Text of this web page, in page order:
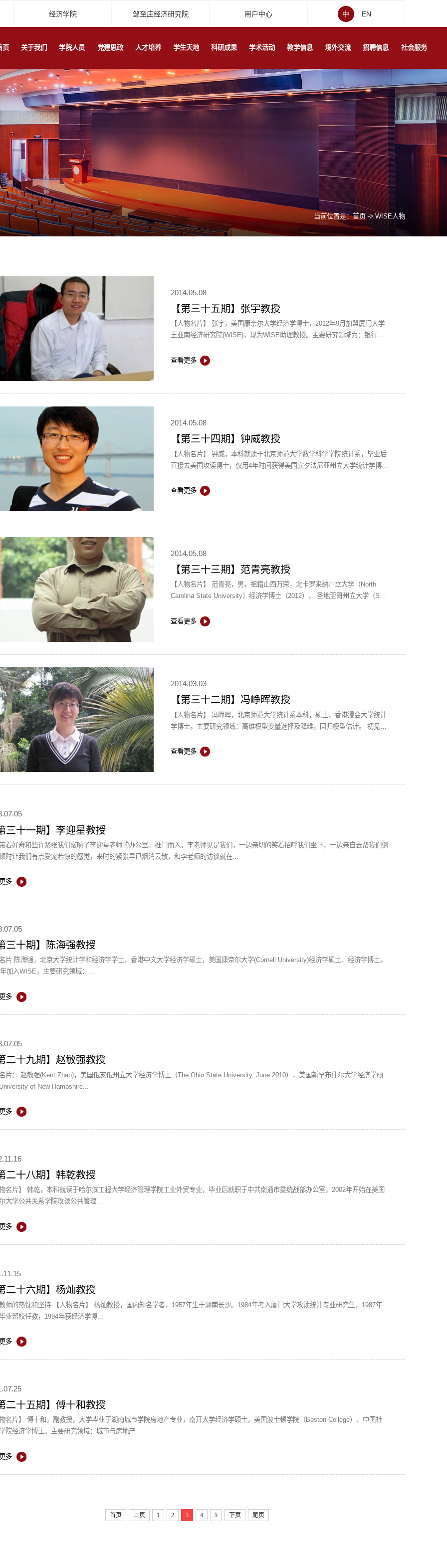
经济学院 邹至庄经济研究院 用户中心 中 EN
页 关于我们 学院人员 党建思政 人才培养 学生天地 科研成果 学术活动 教学信息 境外交流 招聘信息 社会服务
当前位置是：首页 -> WISE人物
2014.05.08
【第三十五期】张宇教授
【人物名片】 张宇，美国康奈尔大学经济学博士，2012年9月加盟厦门大学
王亚南经济研究院(WISE)，现为WISE助理教授。主要研究领域为：银行、
查看更多
2014.05.08
【第三十四期】钟威教授
【人物名片】 钟威，本科就读于北京师范大学数学科学学院统计系，毕业后
直接去美国攻读博士，仅用4年时间获得美国宾夕法尼亚州立大学统计学博士
组...
查看更多
2014.05.08
【第三十三期】范青亮教授
【人物名片】 范青亮，男，祖籍山西万荣，北卡罗来纳州立大学（North
Carolina State University）经济学博士（2012）， 圣地亚哥州立大学（San
查看更多
2014.03.03
【第三十二期】冯峥晖教授
【人物名片】 冯峥晖，北京师范大学统计系本科，硕士，香港浸会大学统计
学博士。主要研究领域：高维模型变量选择及降维，回归模型估计。 初见冯
查看更多
三十一期】李迎星教授
着好奇和些许紧张我们敲响了李迎星老师的办公室。推门而入，李老师见是我们，一边亲切的笑着招呼我们坐下，一边亲自去帮我们倒
时让我们有点受宠若惊的感觉，来时的紧张早已烟消云散，和李老师的访谈就在...
多
三十期】陈海强教授
奈尔大学(Cornell University)经济学硕士、经济学博士。
加入WISE，主要研究领域：...
多
二十九期】赵敏强教授
Ohio State University, June 2010），美国新罕布什尔大学经济学硕
of New Hampshire...
多
二十八期】韩乾教授
院工业外贸专业，毕业后就职于中共南通市委统战部办公室，2002年开始在美国
大学公共关系学院攻读公共管理...
多
二十六期】杨灿教授
】 杨灿教授，国内知名学者，1957年生于湖南长沙。1984年考入厦门大学攻读统计专业研究生，1987年
业留校任教，1994年获经济学博...
多
二十五期】傅十和教授
房地产专业，南开大学经济学硕士，美国波士顿学院（Boston College）、中国社
院经济学博士。主要研究领域：城市与房地产...
多
首页 上页 1 2 3 4 5 下页 尾页